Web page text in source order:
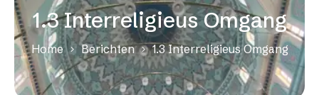
1.3 Interreligieus Omgang
Home Berichten 1.3 Interreligieus Omgang